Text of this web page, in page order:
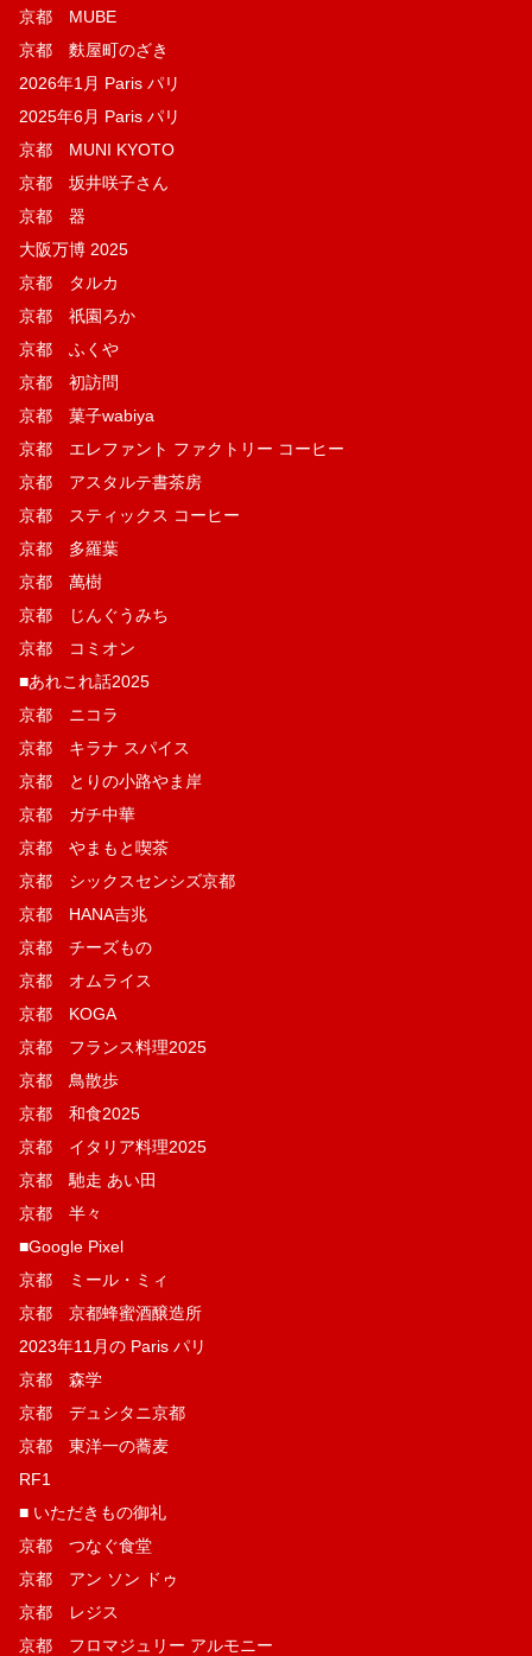
京都 MUBE
京都 麩屋町のざき
2026年1月 Paris パリ
2025年6月 Paris パリ
京都 MUNI KYOTO
京都 坂井咲子さん
京都 器
大阪万博 2025
京都 タルカ
京都 祇園ろか
京都 ふくや
京都 初訪問
京都 菓子wabiya
京都 エレファント ファクトリー コーヒー
京都 アスタルテ書茶房
京都 スティックス コーヒー
京都 多羅葉
京都 萬樹
京都 じんぐうみち
京都 コミオン
■あれこれ話2025
京都 ニコラ
京都 キラナ スパイス
京都 とりの小路やま岸
京都 ガチ中華
京都 やまもと喫茶
京都 シックスセンシズ京都
京都 HANA吉兆
京都 チーズもの
京都 オムライス
京都 KOGA
京都 フランス料理2025
京都 鳥散歩
京都 和食2025
京都 イタリア料理2025
京都 馳走 あい田
京都 半々
■Google Pixel
京都 ミール・ミィ
京都 京都蜂蜜酒醸造所
2023年11月の Paris パリ
京都 森学
京都 デュシタニ京都
京都 東洋一の蕎麦
RF1
■ いただきもの御礼
京都 つなぐ食堂
京都 アン ソン ドゥ
京都 レジス
京都 フロマジュリー アルモニー